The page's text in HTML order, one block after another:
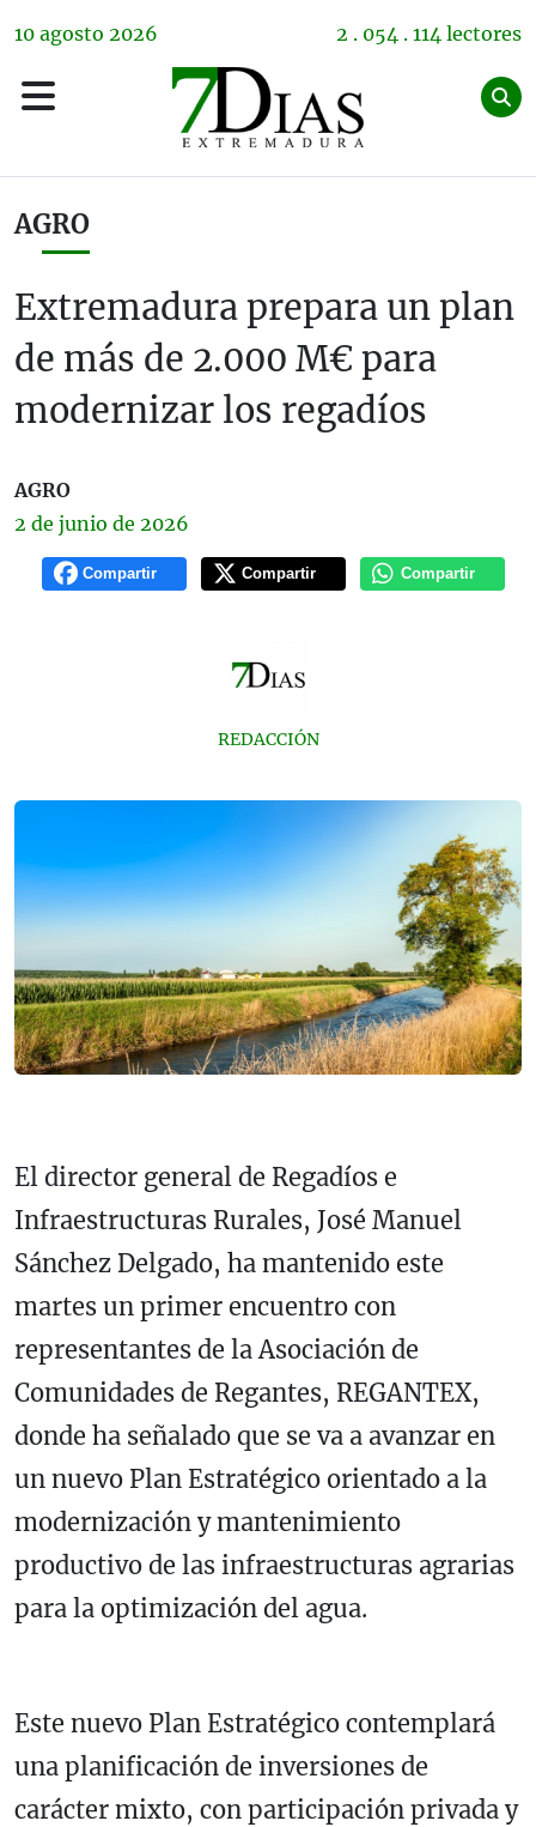
10 agosto 2026 2 . 054 . 114 lectores
AGRO
Extremadura prepara un plan
de más de 2.000 M€ para
modernizar los regadíos
AGRO
2 de junio de 2026
Compartir Compartir Compartir
REDACCIÓN
El director general de Regadíos e
Infraestructuras Rurales, José Manuel
Sánchez Delgado, ha mantenido este
martes un primer encuentro con
representantes de la Asociación de
Comunidades de Regantes, REGANTEX,
donde ha señalado que se va a avanzar en
un nuevo Plan Estratégico orientado a la
modernización y mantenimiento
productivo de las infraestructuras agrarias
para la optimización del agua.
Este nuevo Plan Estratégico contemplará
una planificación de inversiones de
carácter mixto, con participación privada y